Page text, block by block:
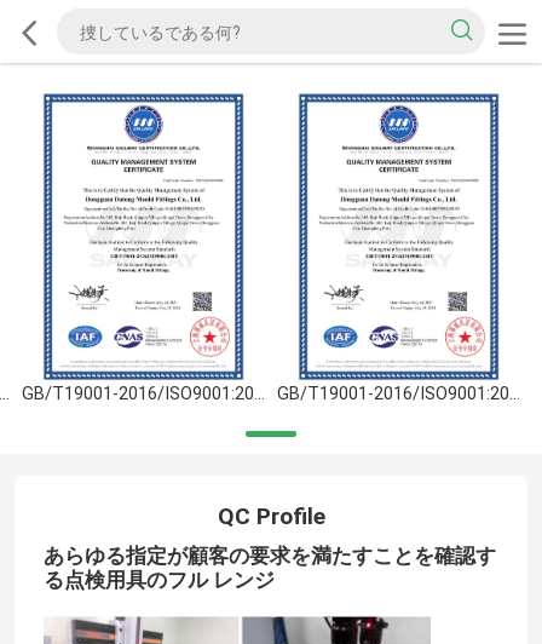
ISO9001:2015 GB/T19001-2016/ISO9001:2015 GB/T19001-2016/ISO9001:2015
QC Profile
あらゆる指定が顧客の要求を満たすことを確認す
る点検用具のフル レンジ